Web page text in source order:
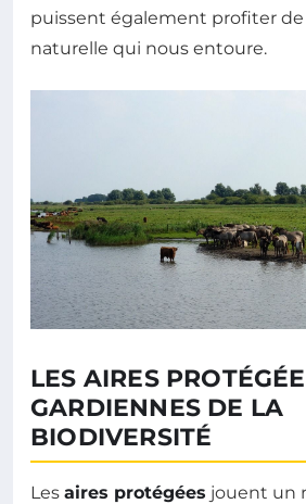
puissent également profiter de
naturelle qui nous entoure.
LES AIRES
GARDIENNES DE LA
BIODIVERSITÉ
Les aires protégées jouent un